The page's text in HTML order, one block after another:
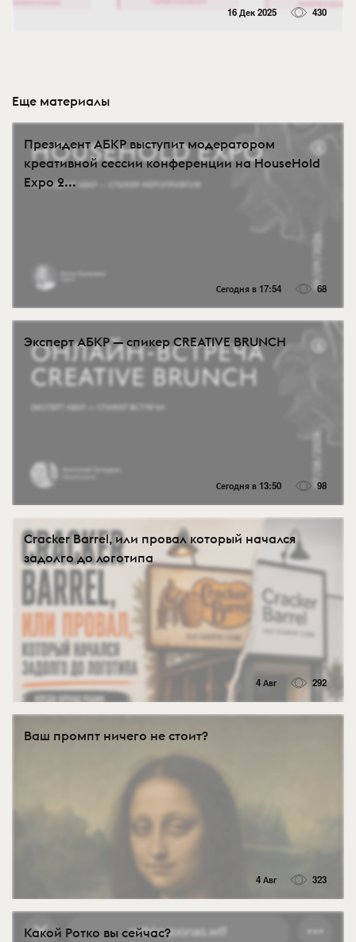
16 Дек 2025 430
Еще материалы
Президент АБКР выступит модератором
креативной сессии конференции на HouseHold
Expo 2...
Сегодня в 17:54 68
Эксперт АБКР — спикер CREATIVE BRUNCH
Сегодня в 13:50 98
Cracker Barrel, или провал который начался
задолго до логотипа
4 Авг 292
Ваш промпт ничего не стоит?
4 Авг 323
Какой Ротко вы сейчас?